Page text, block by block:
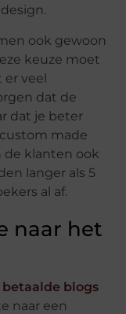
ook gewoon
keuze moet
er veel
dat de
dat je beter
made
de klanten ook
langer als 5
al af.
naar het
blogs
naar een